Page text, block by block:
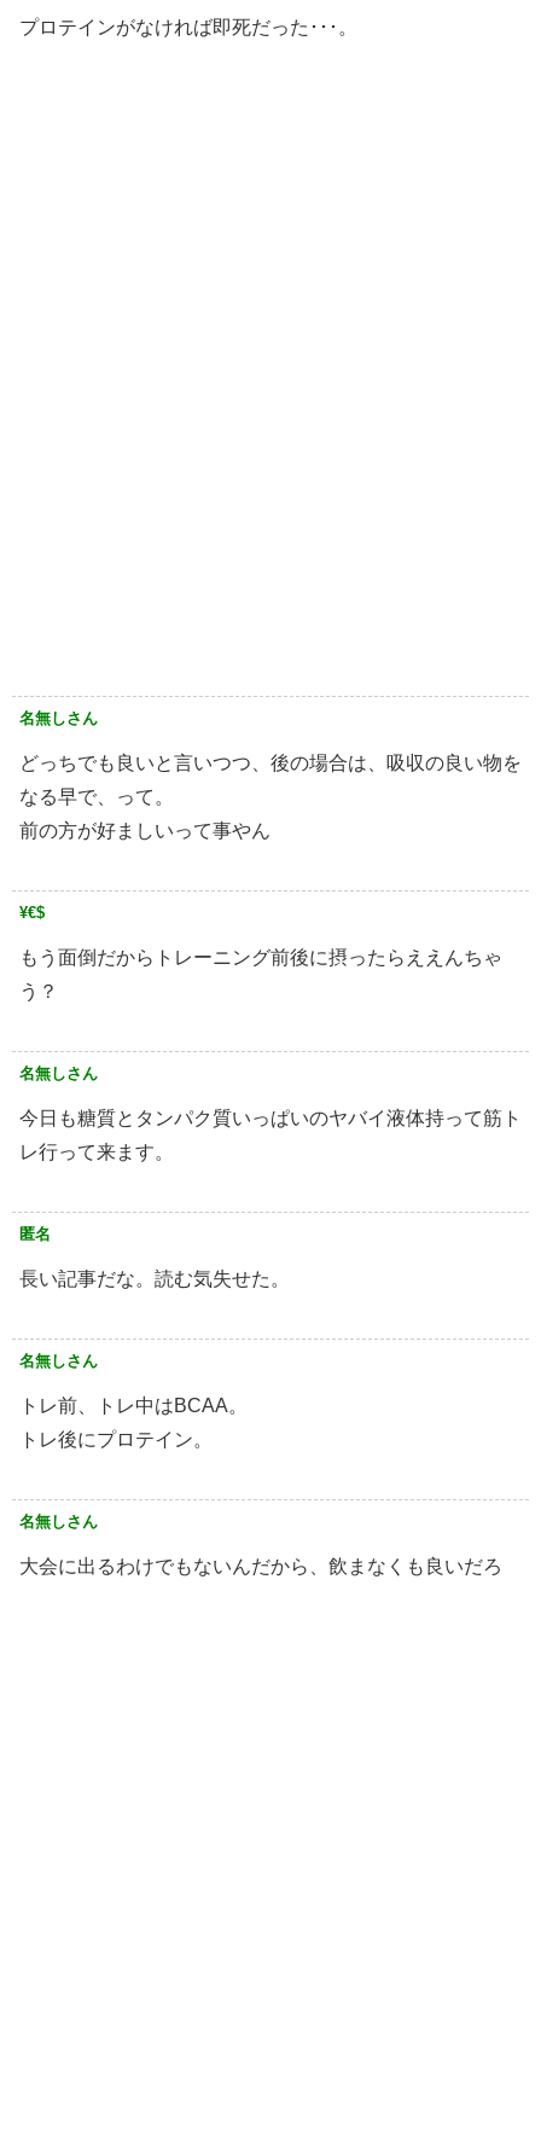
プロテインがなければ即死だった･･･。
名無しさん
どっちでも良いと言いつつ、後の場合は、吸収の良い物を
なる早で、って。
前の方が好ましいって事やん
¥€$
もう面倒だからトレーニング前後に摂ったらええんちゃ
う？
名無しさん
今日も糖質とタンパク質いっぱいのヤバイ液体持って筋ト
レ行って来ます。
匿名
長い記事だな。読む気失せた。
名無しさん
トレ前、トレ中はBCAA。
トレ後にプロテイン。
名無しさん
大会に出るわけでもないんだから、飲まなくも良いだろ